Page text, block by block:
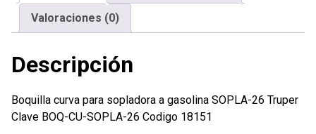
26
Truper
Valoraciones (0)
Descripción
Boquilla curva para sopladora a gasolina SOPLA-26 Truper
Clave BOQ-CU-SOPLA-26 Codigo 18151